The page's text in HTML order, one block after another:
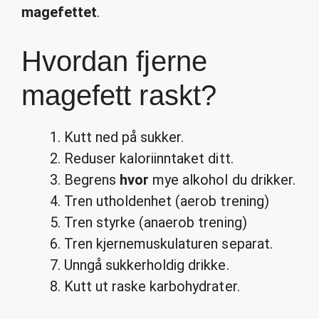
magefettet.
Hvordan fjerne
magefett raskt?
Kutt ned på sukker.
Reduser kaloriinntaket ditt.
Begrens hvor mye alkohol du drikker.
Tren utholdenhet (aerob trening)
Tren styrke (anaerob trening)
Tren kjernemuskulaturen separat.
Unngå sukkerholdig drikke.
Kutt ut raske karbohydrater.